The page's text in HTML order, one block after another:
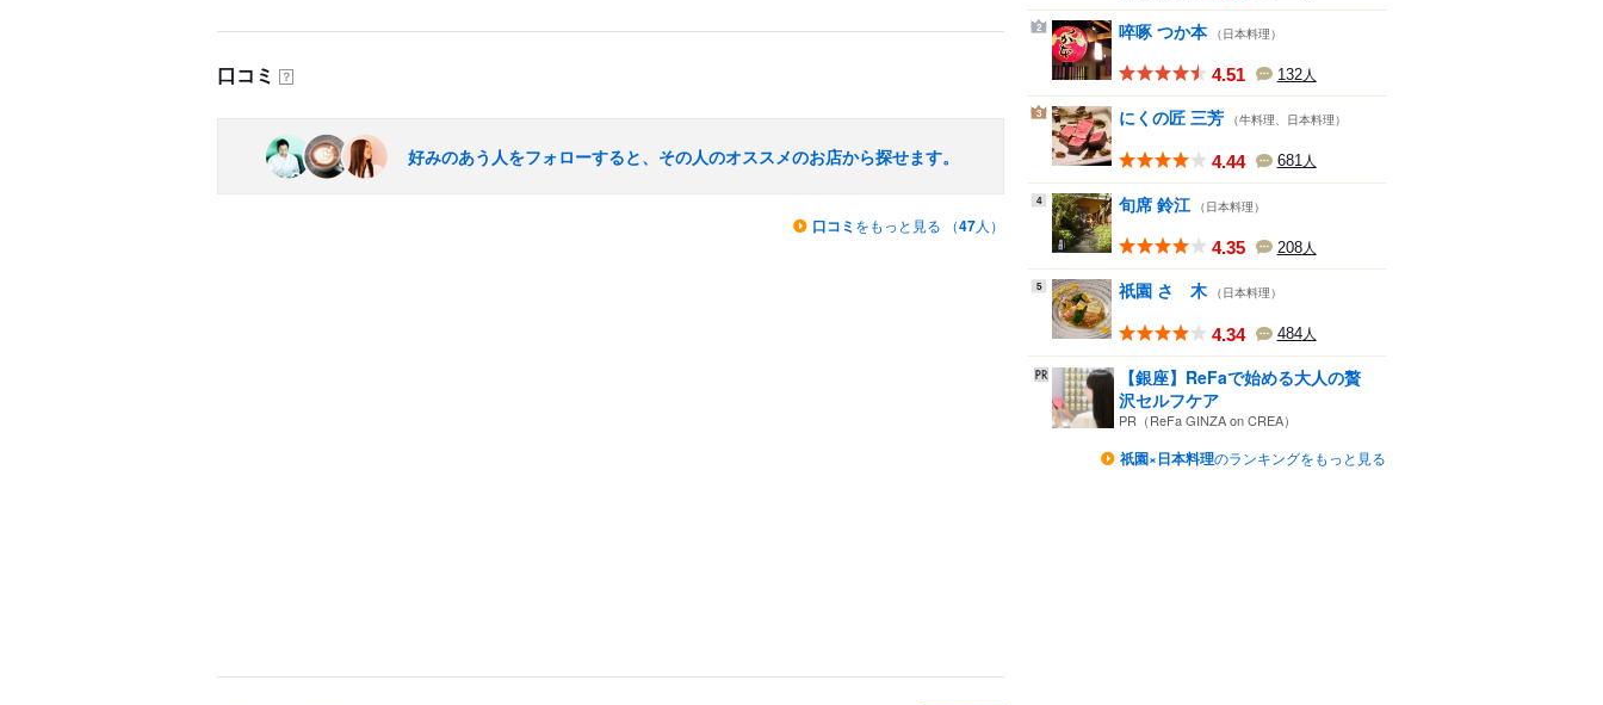
口コミ ？
好みのあう人をフォローすると、その人のオススメのお店から探せます。
口コミ をもっと見る （47人）
2 啐啄 つか本 （日本料理）
4.51 132人
3 にくの匠 三芳 （牛料理、日本料理）
4.44 681人
4 旬席 鈴江 （日本料理）
4.35 208人
5 祇園 さゝ木 （日本料理）
4.34 484人
【銀座】ReFaで始める大人の贅
沢セルフケア
PR（ReFa GINZA on CREA）
祇園×日本料理のランキングをもっと見る